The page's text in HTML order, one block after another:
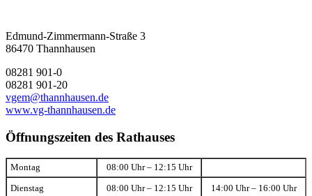
Edmund-Zimmermann-Straße 3
86470 Thannhausen
08281 901-0
08281 901-20
vgem@thannhausen.de
www.vg-thannhausen.de
Öffnungszeiten des Rathauses
Montag 08:00 Uhr – 12:15 Uhr
Dienstag 08:00 Uhr – 12:15 Uhr 14:00 Uhr – 16:00 Uhr